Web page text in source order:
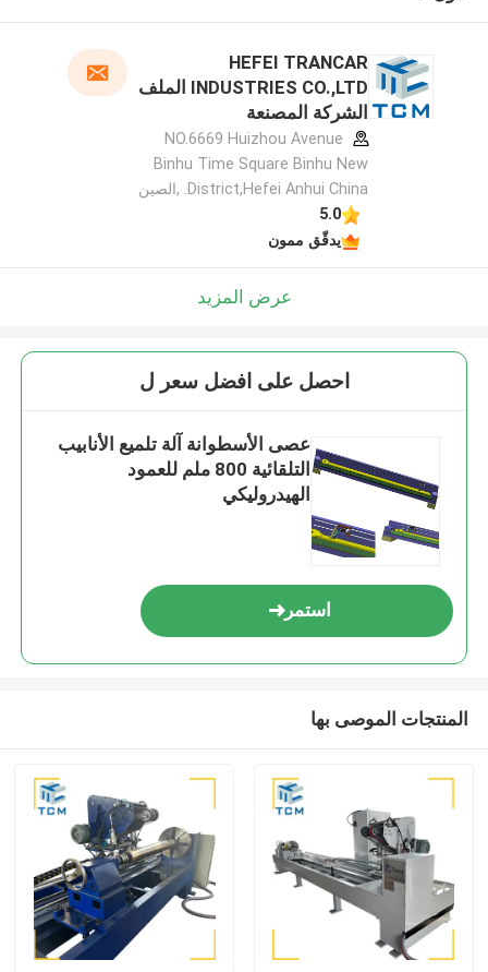
HEFEI TRANCAR
INDUSTRIES CO.,LTD الملف
الشركة المصنعة
NO.6669 Huizhou Avenue
Binhu Time Square Binhu New
District,Hefei Anhui China. ,الصين
5.0
يدقّق ممون
عرض المزيد
احصل على افضل سعر ل
عصى الأسطوانة آلة تلميع الأنابيب
التلقائية 800 ملم للعمود
الهيدروليكي
استمر
المنتجات الموصى بها